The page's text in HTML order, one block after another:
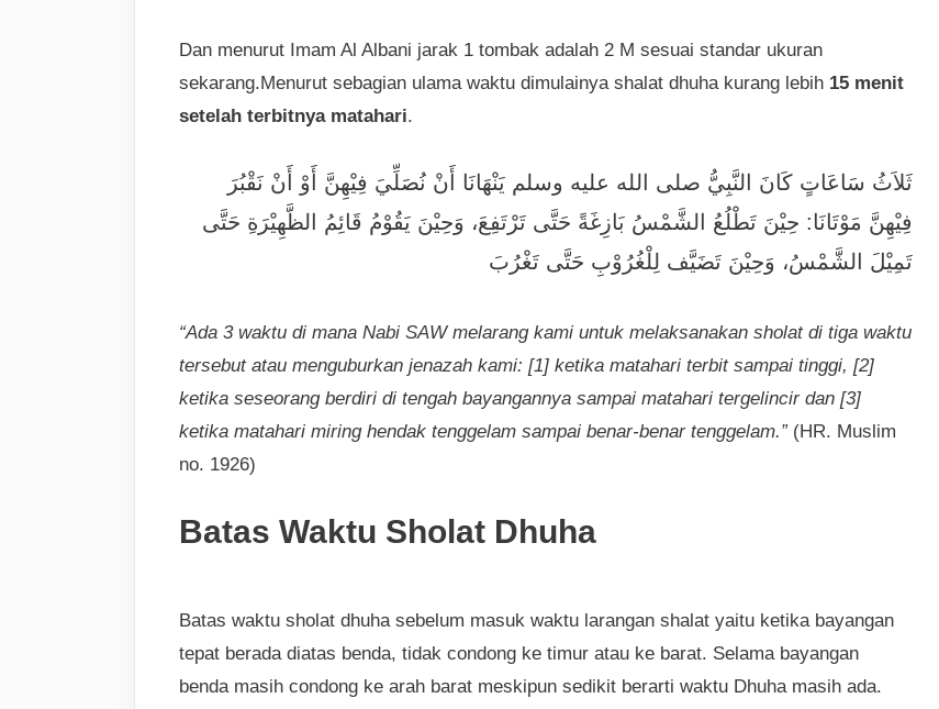
Dan menurut Imam Al Albani jarak 1 tombak adalah 2 M sesuai standar ukuran
sekarang.Menurut sebagian ulama waktu dimulainya shalat dhuha kurang lebih 15 menit
setelah terbitnya matahari.
ثَلاَثُ سَاعَاتٍ كَانَ النَّبِيُّ صلى الله عليه وسلم يَنْهَانَا أَنْ نُصَلِّيَ فِيْهِنَّ أَوْ أَنْ نَقْبُرَ
فِيْهِنَّ مَوْتَانَا: حِيْنَ تَطْلُعُ الشَّمْسُ بَازِغَةً حَتَّى تَرْتَفِعَ، وَحِيْنَ يَقُوْمُ قَائِمُ الظَّهِيْرَةِ حَتَّى
تَمِيْلَ الشَّمْسُ، وَحِيْنَ تَضَيَّف لِلْغُرُوْبِ حَتَّى تَغْرُبَ
“Ada 3 waktu di mana Nabi SAW melarang kami untuk melaksanakan sholat di tiga waktu
tersebut atau menguburkan jenazah kami: [1] ketika matahari terbit sampai tinggi, [2]
ketika seseorang berdiri di tengah bayangannya sampai matahari tergelincir dan [3]
ketika matahari miring hendak tenggelam sampai benar-benar tenggelam.”(HR. Muslim
no. 1926)
Batas Waktu Sholat Dhuha
Batas waktu sholat dhuha sebelum masuk waktu larangan shalat yaitu ketika bayangan
tepat berada diatas benda, tidak condong ke timur atau ke barat. Selama bayangan
benda masih condong ke arah barat meskipun sedikit berarti waktu Dhuha masih ada.